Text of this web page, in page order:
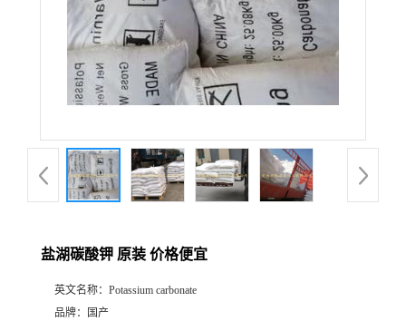
盐湖碳酸钾 原装 价格便宜
英文名称： Potassium carbonate
品牌：
国产